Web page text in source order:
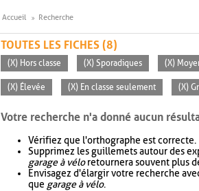
Accueil Recherche
TOUTES LES FICHES (8)
(X) Hors classe (X) Sporadiques (X)
(X) Élevée (X) En classe seulement (X)
Votre recherche n'a donné aucun
Vérifiez que l'orthographe est correcte.
Supprimez les guillemets autour des
garage à véloretournera souvent plus
Envisagez d'élargir votre recherche
que garage à vélo.